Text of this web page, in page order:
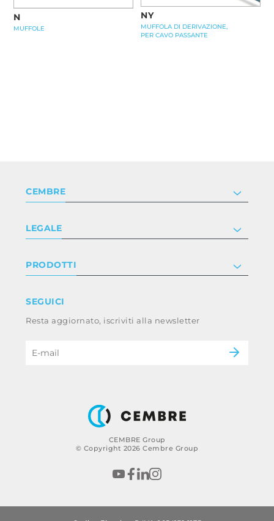
N
MUFFOLE
NY
MUFFOLA DI DERIVAZIONE,
PER CAVO PASSANTE
CEMBRE Group
© Copyright 2026 Cembre Group
CEMBRE
Certificazioni
Lavora con noi
LEGALE
Termini e condizioni
Whistleblowing
Codice etico e policy anticorruzione del
PRODOTTI
Power & utilities
B2B Disclaimer
SEGUICI
Resta aggiornato, iscriviti alla newsletter